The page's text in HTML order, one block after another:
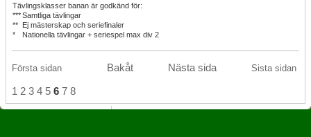
Tävlingsklasser banan är godkänd för:
***Samtliga tävlingar
** Ej mästerskap och seriefinaler
*
Nationella tävlingar + seriespel max div 2
Första sidan Bakåt Nästa sida Sista sidan
1 2 3 4 5 6 7 8